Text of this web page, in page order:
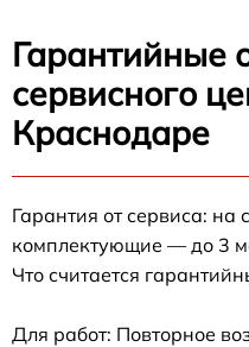
Гарантийные
сервисного
Краснодаре
Гарантия от сервиса: на
комплектующие — до 3
Что считается
Для работ: Повторное